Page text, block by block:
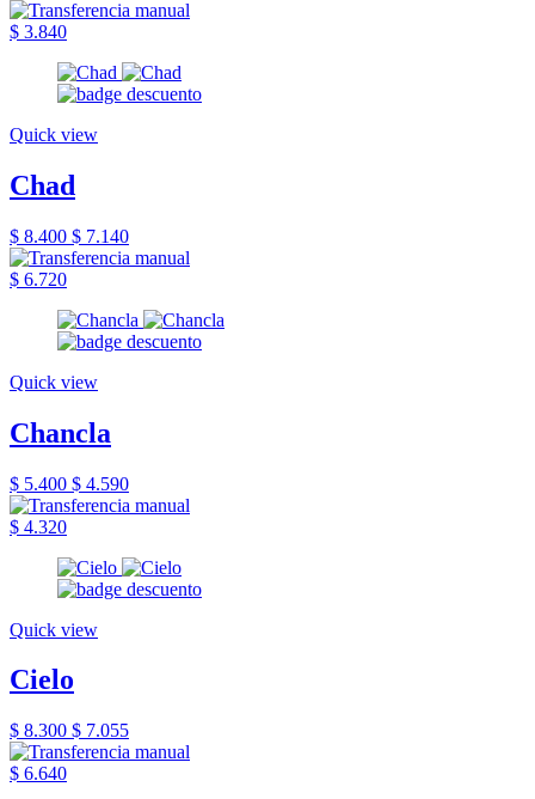
$ 3.840
Quick view
Chad
$ 8.400 $ 7.140
$ 6.720
Quick view
Chancla
$ 5.400 $ 4.590
$ 4.320
Quick view
Cielo
$ 8.300 $ 7.055
$ 6.640